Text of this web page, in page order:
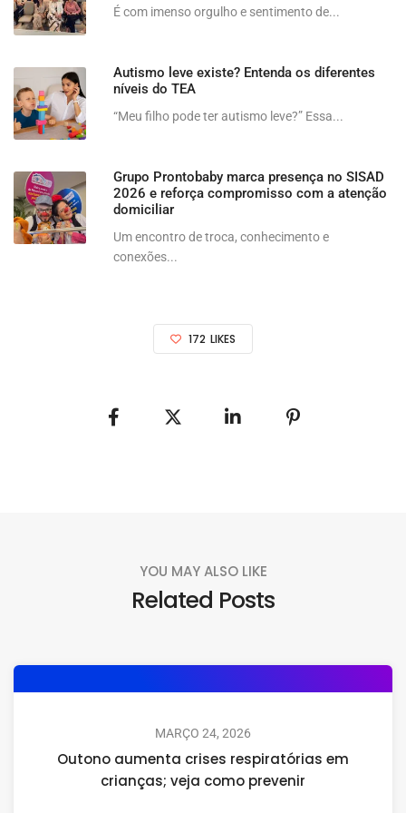
É com imenso orgulho e sentimento de...
Autismo leve existe? Entenda os diferentes
níveis do TEA
“Meu filho pode ter autismo leve?” Essa...
Grupo Prontobaby marca presença no SISAD
2026 e reforça compromisso com a atenção
domiciliar
Um encontro de troca, conhecimento e
conexões...
172 LIKES
YOU MAY ALSO LIKE
Related Posts
MARÇO 24, 2026
Outono aumenta crises respiratórias em
crianças; veja como prevenir